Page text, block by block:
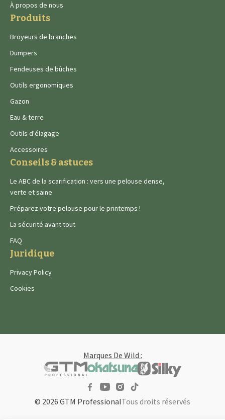
À propos de nous
Produits
Broyeurs de branches
Dumpers
Fendeuses de bûches
Outils ergonomiques
Gazon
Eau & terre
Outils d'élagage
Accessoires
Conseils & astuces
Le ABC de la scarification : vers une pelouse dense,
verte et saine
Préparez votre pelouse pour le printemps !
La sécurité avant tout
FAQ
Juridique
Privacy Policy
Cookies
Marques De Wild :
© 2026 GTM ProfessionalTous droits réservés